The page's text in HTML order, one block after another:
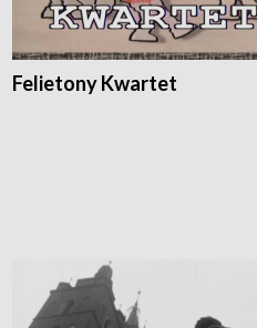
Felietony Kwartet